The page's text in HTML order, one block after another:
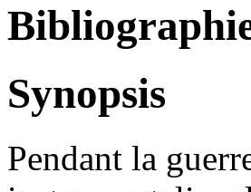
Synopsis
Pendant la